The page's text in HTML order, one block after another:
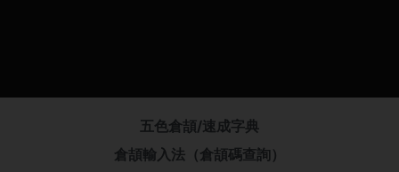
五色倉頡/速成字典
倉頡輸入法（倉頡碼查詢）